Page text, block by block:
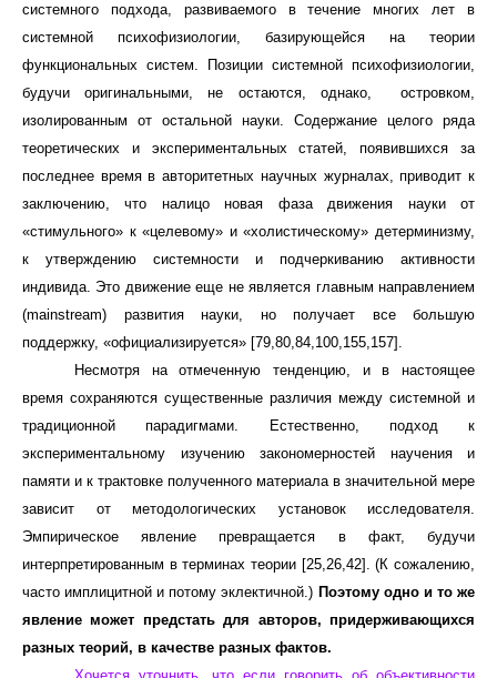
системного подхода, развиваемого в течение многих лет в
системной психофизиологии, базирующейся на теории
функциональных систем. Позиции системной психофизиологии,
будучи оригинальными, не остаются, однако, островком,
изолированным от остальной науки. Содержание целого ряда
теоретических и экспериментальных статей, появившихся за
последнее время в авторитетных научных журналах, приводит к
заключению, что налицо новая фаза движения науки
от
«стимульного» к «целевому» и «холистическому» детерминизму,
к утверждению системности и подчеркиванию активности
индивида. Это движение еще не является главным направлением
(mainstream) развития науки, но получает все большую
поддержку, «официализируется» [79,80,84,100,155,157].
Несмотря на отмеченную тенденцию, и в настоящее
время сохраняются существенные различия между системной и
традиционной парадигмами. Естественно, подход к
экспериментальному изучению закономерностей научения и
памяти и к трактовке полученного материала в значительной мере
зависит от методологических установок исследователя.
Эмпирическое явление превращается в факт, будучи
интерпретированным в терминах теории [25,26,42]. (К сожалению,
часто имплицитной и потому эклектичной.) Поэтому одно и то же
явление может предстать для авторов, придерживающихся
разных теорий, в качестве разных фактов.